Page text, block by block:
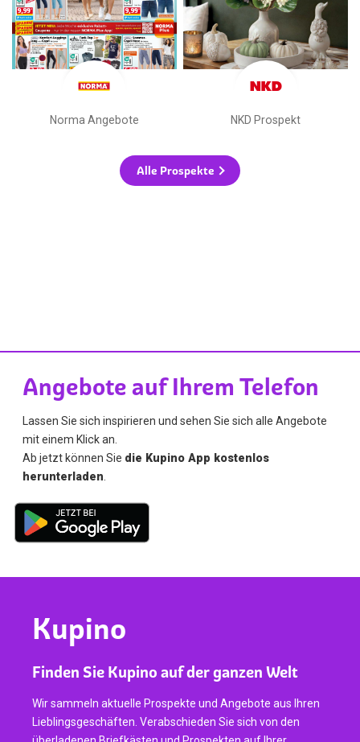
Norma Angebote NKD Prospekt
Alle Prospekte
Angebote auf Ihrem Telefon
Lassen Sie sich inspirieren und sehen Sie sich alle Angebote
mit einem Klick an.
Ab jetzt können Sie die Kupino App kostenlos
herunterladen.
Kupino
Finden Sie Kupino auf der ganzen Welt
Wir sammeln aktuelle Prospekte und Angebote aus Ihren
Lieblingsgeschäften. Verabschieden Sie sich von den